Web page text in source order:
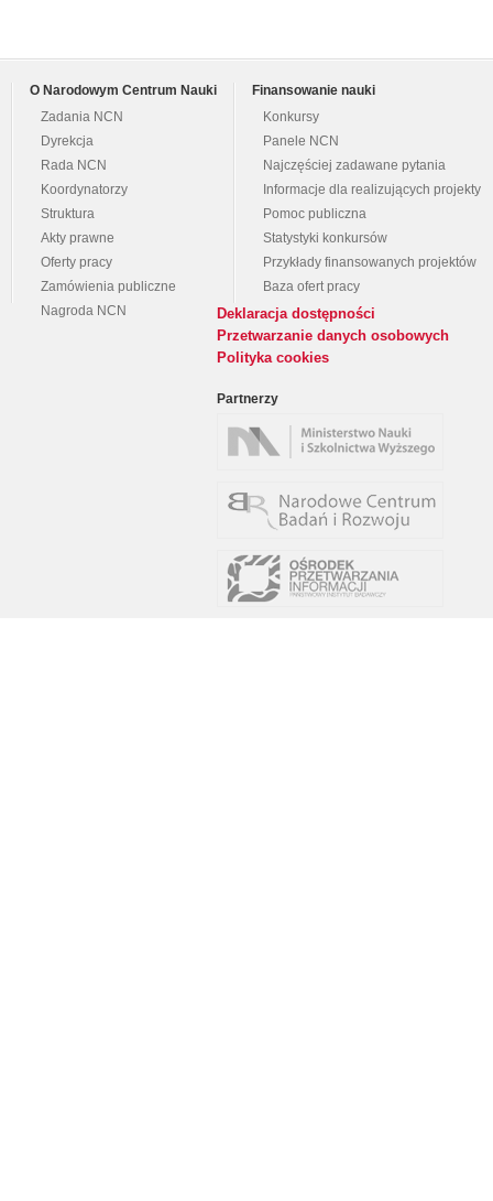
O Narodowym Centrum Nauki
Zadania NCN
Dyrekcja
Rada NCN
Koordynatorzy
Struktura
Akty prawne
Oferty pracy
Zamówienia publiczne
Nagroda NCN
Finansowanie nauki
Konkursy
Panele NCN
Najczęściej zadawane pytania
Informacje dla realizujących projekty
Pomoc publiczna
Statystyki konkursów
Przykłady finansowanych projektów
Baza ofert pracy
Deklaracja dostępności
Przetwarzanie danych osobowych
Polityka cookies
Partnerzy